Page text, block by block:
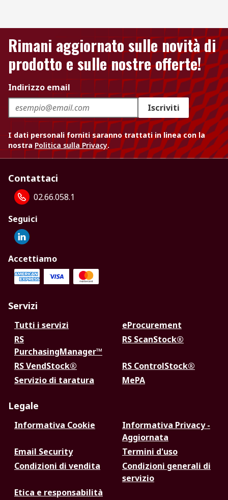
Rimani aggiornato sulle novità di
prodotto e sulle nostre offerte!
Indirizzo email
Iscriviti
I dati personali forniti saranno trattati in linea con la
nostra Politica sulla Privacy.
Contattaci
02.66.058.1
Seguici
Accettiamo
Servizi
Tutti i servizi
eProcurement
RS
PurchasingManager™
RS ScanStock®
RS VendStock®
RS ControlStock®
Servizio di taratura
MePA
Legale
Informativa Cookie
Informativa Privacy -
Aggiornata
Email Security
Termini d'uso
Condizioni di vendita
Condizioni generali di
servizio
Etica e responsabilità